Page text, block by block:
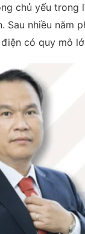
chủ yếu
nhiều năm
có quy mô